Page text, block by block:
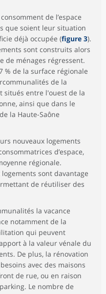
de l’espace
que soient leur situation
déjà occupée (figure 3).
sont construits alors
de ménages régressent.
% de la surface régionale
de la
situés entre l'ouest de la
ainsi que dans le
la Haute-Saône
nouveaux logements
d’espace,
régionale.
sont davantage
de réutiliser des
la vacance
notamment de la
qui peuvent
à la valeur vénale du
De plus, la rénovation
avec des maisons
de rue, ou en raison
Le nombre de